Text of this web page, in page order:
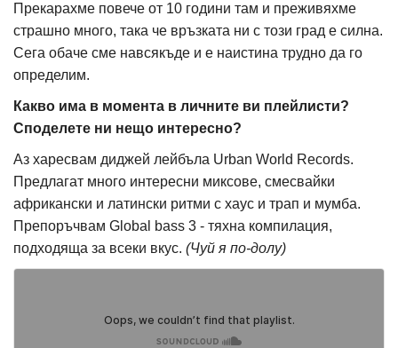
Прекарахме повече от 10 години там и преживяхме
страшно много, така че връзката ни с този град е силна.
Сега обаче сме навсякъде и е наистина трудно да го
определим.
Какво има в момента в личните ви плейлисти?
Споделете ни нещо интересно?
Аз харесвам диджей лейбъла Urban World Records.
Предлагат много интересни миксове, смесвайки
африкански и латински ритми с хаус и трап и мумба.
Препоръчвам Global bass 3 - тяхна компилация,
подходяща за всеки вкус. (Чуй я по-долу)